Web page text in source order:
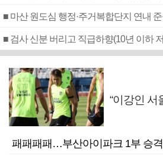
■ 마산 원도심 행정·주거복합단지 연내
“이강인 서
패패패패…부산아이파크 1부 승